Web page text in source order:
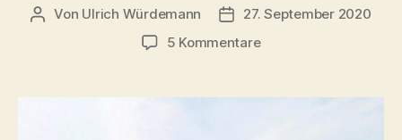
Beitragsautor
Von Ulrich Würdemann Beitragsdatum
27. September 2020
5 Kommentarezu
(1972